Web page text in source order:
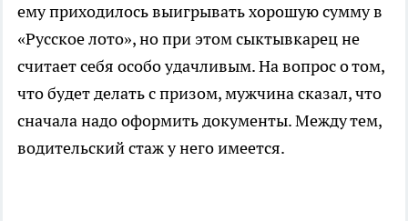
ему приходилось выигрывать хорошую сумму в
«Русское лото», но при этом сыктывкарец не
считает себя особо удачливым. На вопрос о том,
что будет делать с призом, мужчина сказал, что
сначала надо оформить документы. Между тем,
водительский стаж у него имеется.